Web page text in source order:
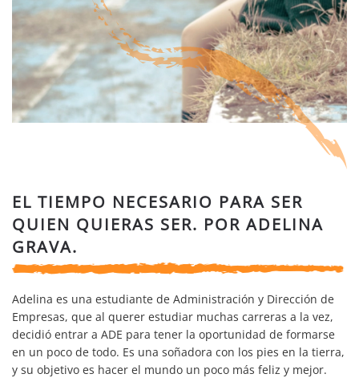
EL TIEMPO NECESARIO PARA SER
QUIEN QUIERAS SER. POR ADELINA
GRAVA.
Adelina es una estudiante de Administración y Dirección de
Empresas, que al querer estudiar muchas carreras a la vez,
decidió entrar a ADE para tener la oportunidad de formarse
en un poco de todo. Es una soñadora con los pies en la tierra,
y su objetivo es hacer el mundo un poco más feliz y mejor.